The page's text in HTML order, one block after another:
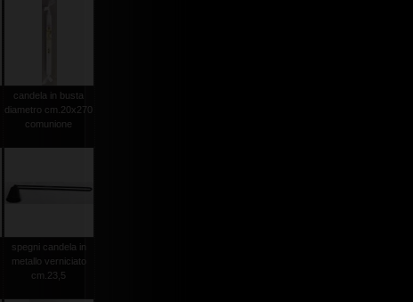
candela in busta
diametro cm.20x270
comunione
spegni candela in
metallo verniciato
cm.23,5